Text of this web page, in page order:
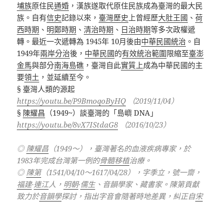
埔族原住民通婚 ，漢族遂取代原住民族成為臺灣的最大民
族。自有信史記錄以來， 臺灣歷史 上曾經歷大肚王國 、荷
西時期 、 明鄭時期 、清治時期 、 日治時期等多次政權遞
轉。最近一次遞轉為 1945年 10月後由中華民國統治 。自
1949年兩岸分治後， 中華民國的有效統治範圍限縮至臺澎
金馬與部分南海島礁 ，臺灣自此實質上成為中華民國的主
要領土 ，並延續至今。
§ 臺灣人類的源起
https://youtu.be/P9BmoqoByHQ
（2019/11/04）
§ 陳耀昌 （1949~）談臺灣的「島嶼 DNA」
https://youtu.be/8vX7IStdaG8 （2016/10/23）
◎ 陳耀昌 （1949～），臺灣著名的血液疾病專家，於
1983年完成台灣第一例的骨髓移植治療。
◎ 陳第（1541/04/10～1617/04/28），字季立，號一齋，
福建·連江人， 明朝·儒生、音韻學家、藏書家。陳第貢獻
致力於音韻學探討，指出字音會隨著時地差異，糾正自宋